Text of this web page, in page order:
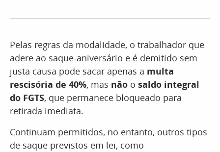
Pelas regras da modalidade, o trabalhador que
adere ao saque-aniversário e é demitido sem
justa causa pode sacar apenas a multa
rescisória de 40%, mas não o saldo integral
do FGTS, que permanece bloqueado para
retirada imediata.
Continuam permitidos, no entanto, outros tipos
de saque previstos em lei, como